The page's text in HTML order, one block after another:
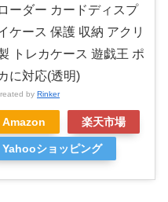
ーダー カードディスプ
ケース 保護 収納 アクリ
トレカケース 遊戯王 ポ
に対応(透明)
by Rinker
Amazon 楽天市場
Yahooショッピング